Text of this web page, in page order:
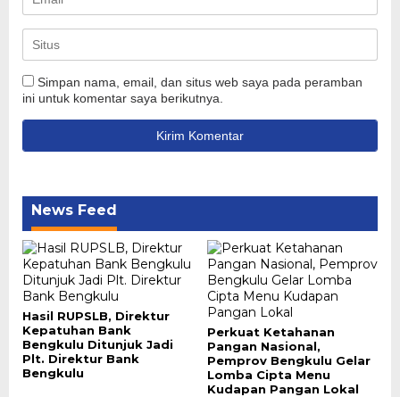
Simpan nama, email, dan situs web saya pada peramban
ini untuk komentar saya berikutnya.
News Feed
Hasil RUPSLB, Direktur
Kepatuhan Bank
Bengkulu Ditunjuk Jadi
Plt. Direktur Bank
Bengkulu
Perkuat Ketahanan
Pangan Nasional,
Pemprov Bengkulu Gelar
Lomba Cipta Menu
Kudapan Pangan Lokal